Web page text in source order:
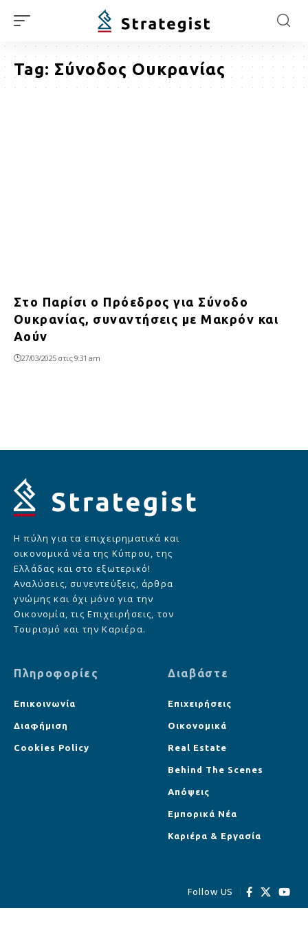
Tag: Σύνοδος Ουκρανίας
Στο Παρίσι ο Πρόεδρος για Σύνοδο
Ουκρανίας, συναντήσεις με Μακρόν και
Αούν
27/03/2025 στις 9:31 am
Η πύλη για τα επιχειρηματικά και
οικονομικά νέα της Κύπρου, της
Ελλάδας και στο εξωτερικό!
Αναλύσεις, συνεντεύξεις, άρθρα
γνώμης και όχι μόνο για την
Οικονομία, τις Επιχειρήσεις, τον
Τουρισμό και την Καριέρα.
Πληροφορίες
Επικοινωνία
Διαφήμιση
Cookies Policy
Διαβάστε
Επιχειρήσεις
Οικονομικά
Real Estate
Behind The Scenes
Απόψεις
Εμπορικά Νέα
Καριέρα & Εργασία
Follow US